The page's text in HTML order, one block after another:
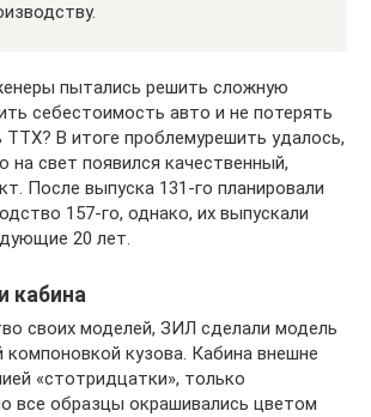
пытались решить сложную
себестоимость авто и не потерять
ТТХ? В итоге проблемурешить удалось,
на свет появился качественный,
После выпуска 131-го планировали
157-го, однако, их выпускали
20 лет.
кабина
своих моделей, ЗИЛ сделали модель
компоновкой кузова. Кабина внешне
«стотридцатки», только
все образцы окрашивались цветом